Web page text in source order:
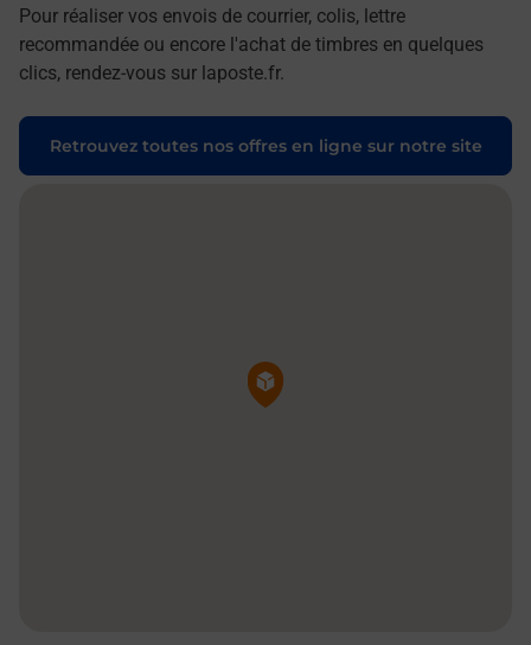
Pour réaliser vos envois de courrier, colis, lettre
recommandée ou encore l'achat de timbres en quelques
clics, rendez-vous sur laposte.fr.
Retrouvez toutes nos offres en ligne sur notre site
Pin de la carte